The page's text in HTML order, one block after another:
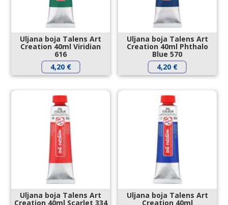
Uljana boja Talens Art
Creation 40ml Viridian
616
4,20 €
Uljana boja Talens Art
Creation 40ml Phthalo
Blue 570
4,20 €
Uljana boja Talens Art
Creation 40ml Scarlet 334
Uljana boja Talens Art
Creation 40ml